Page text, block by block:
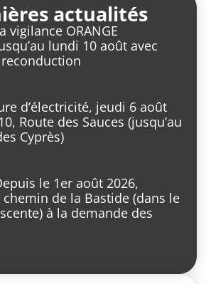
actualités
vigilance ORANGE
lundi 10 août avec
d’électricité, jeudi 6 août
Route des Sauces (jusqu’au
Cyprès)
le 1er août 2026,
de la Bastide (dans le
à la demande des